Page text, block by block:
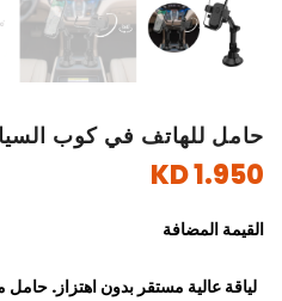
حامل للهاتف في كوب السيارة
1.950 KD
القيمة المضافة
لياقة عالية مستقر بدون اهتزاز.